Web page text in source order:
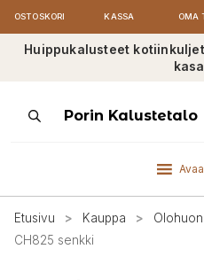
OSTOSKORI KASSA OMA
Huippukalusteet
ProductsPorin Kalustetalo
Etusivu > Kauppa >
CH825 senkki